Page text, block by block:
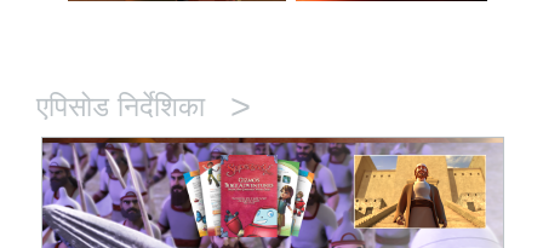
एपिसोड निर्देशिका >